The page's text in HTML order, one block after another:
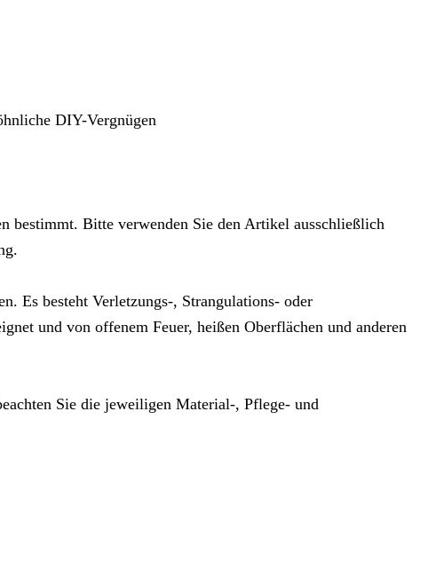
DIY-Vergnügen
bestimmt. Bitte verwenden Sie den Artikel ausschließlich
Es besteht Verletzungs-, Strangulations- oder
und von offenem Feuer, heißen Oberflächen und anderen
Sie die jeweiligen Material-, Pflege- und